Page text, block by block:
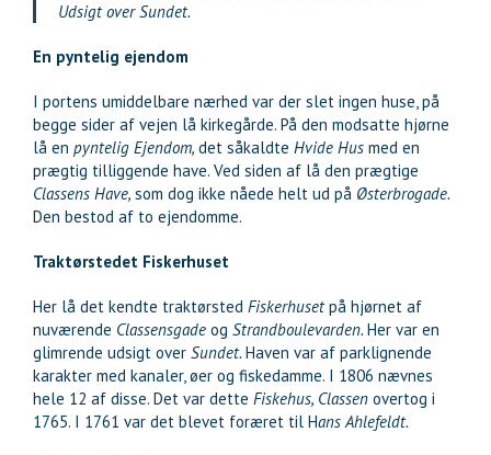
Udsigt over Sundet.
En pyntelig ejendom
I portens umiddelbare nærhed var der slet ingen huse, på
begge sider af vejen lå kirkegårde. På den modsatte hjørne
lå en pyntelig Ejendom, det såkaldte Hvide Hus med en
prægtig tilliggende have. Ved siden af lå den prægtige
Classens Have, som dog ikke nåede helt ud på Østerbrogade.
Den bestod af to ejendomme.
Traktørstedet Fiskerhuset
Her lå det kendte traktørsted Fiskerhusetpå hjørnet af
nuværende Classensgade og Strandboulevarden.Her var en
glimrende udsigt over Sundet.Haven var af parklignende
karakter med kanaler, øer og fiskedamme. I 1806 nævnes
hele 12 af disse. Det var dette Fiskehus, Classen overtog i
1765. I 1761 var det blevet foræret til Hans Ahlefeldt.